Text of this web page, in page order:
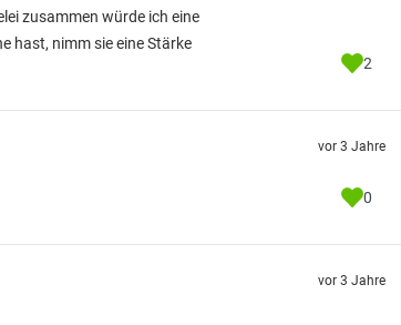
zusammen würde ich eine
hast, nimm sie eine Stärke
2
vor 3 Jahre
0
vor 3 Jahre